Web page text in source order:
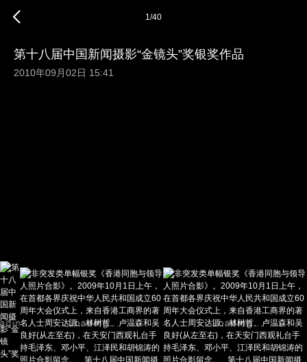
1/40
第十八届中国新闻摄影“金镜头”奖银奖作品
2010年09月02日 15:41